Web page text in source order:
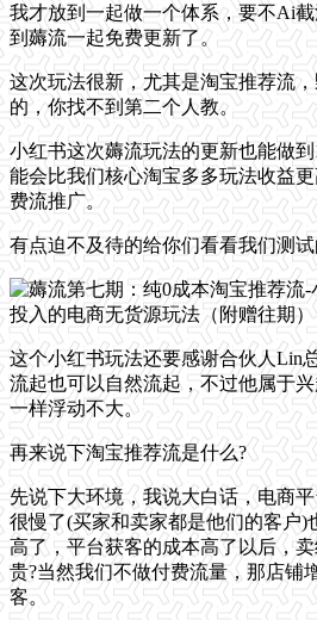
我才放到一起做一个体系，要不Ai
到薅流一起免费更新了。
这次玩法很新，尤其是淘宝推荐流
的，你找不到第二个人教。
小红书这次薅流玩法的更新也能做
能会比我们核心淘宝多多玩法收益
费流推广。
有点迫不及待的给你们看看我们测
这个小红书玩法还要感谢合伙人Lin
流起也可以自然流起，不过他属于
一样浮动不大。
再来说下淘宝推荐流是什么?
先说下大环境，我说大白话，电商
很慢了(买家和卖家都是他们的客户)
高了，平台获客的成本高了以后，
贵?当然我们不做付费流量，那店铺
客。